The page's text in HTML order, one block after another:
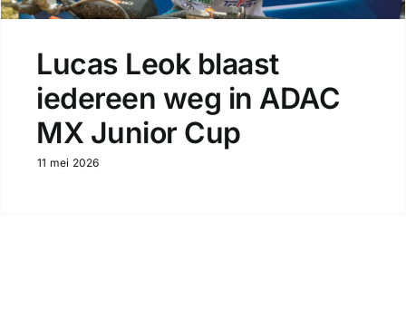
Lucas Leok blaast
iedereen weg in ADAC
MX Junior Cup
11 mei 2026